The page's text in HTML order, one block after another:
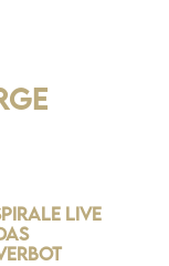
live